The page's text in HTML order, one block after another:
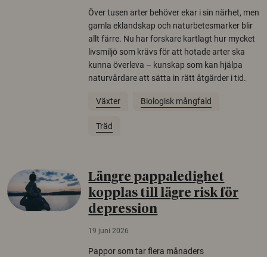
Över tusen arter behöver ekar i sin närhet, men
gamla eklandskap och naturbetesmarker blir
allt färre. Nu har forskare kartlagt hur mycket
livsmiljö som krävs för att hotade arter ska
kunna överleva – kunskap som kan hjälpa
naturvårdare att sätta in rätt åtgärder i tid.
Växter Biologisk mångfald
Träd
Längre pappaledighet
kopplas till lägre risk för
depression
19 juni 2026
Pappor som tar flera månaders